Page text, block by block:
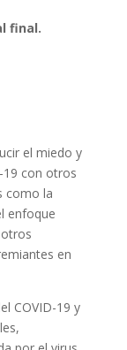
final.
el miedo y
19 con otros
como la
enfoque
en
COVID-19 y